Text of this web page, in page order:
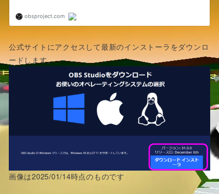
公式サイトにアクセスして最新のインストーラをダウンロ
ードします。
画像は2025/01/14時点のものです